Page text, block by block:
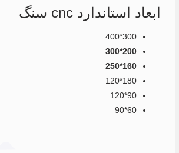
ابعاد استاندارد cnc سنگ
300*400
200*300
160*250
180*120
90*120
60*90